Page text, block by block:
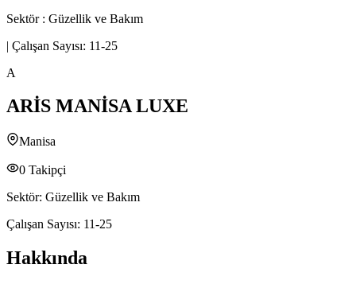
Sektör : Güzellik ve Bakım
| Çalışan Sayısı: 11-25
A
ARİS MANİSA LUXE
Manisa
0 Takipçi
Sektör: Güzellik ve Bakım
Çalışan Sayısı: 11-25
Hakkında